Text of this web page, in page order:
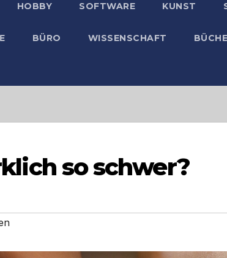
HOBBY SOFTWARE KUNST
BÜRO WISSENSCHAFT
so schwer?